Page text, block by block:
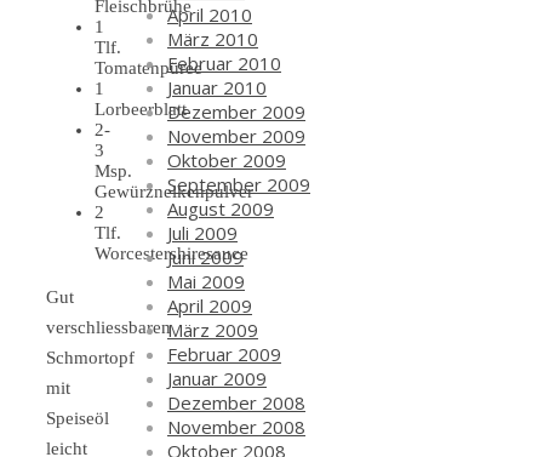
Fleischbrühe
1
Tlf.
Tomatenpüree
1
Lorbeerblatt
2-
3
Msp.
Gewürznelkenpulver
2
Tlf.
Worcestershiresauce
Gut
verschliessbaren
Schmortopf
mit
Speiseöl
leicht
April 2010
März 2010
Februar 2010
Januar 2010
Dezember 2009
November 2009
Oktober 2009
September 2009
August 2009
Juli 2009
Juni 2009
Mai 2009
April 2009
März 2009
Februar 2009
Januar 2009
Dezember 2008
November 2008
Oktober 2008